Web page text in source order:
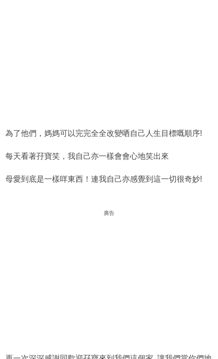
為了他們，媽媽可以完完全全改變哂自己人生目標嘅順序!
每天看著孖寶笑，我自己亦一樣會會心地笑出來
母愛到底是一樣咩東西！連我自己亦感覺到這一切很奇妙!
廣告